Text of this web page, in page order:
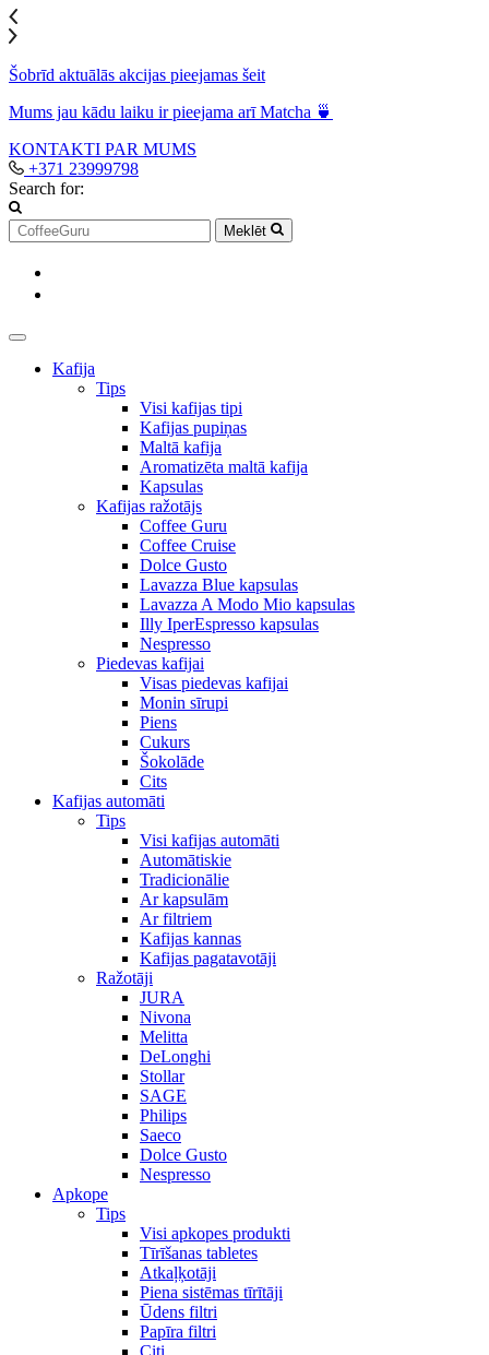
Šobrīd aktuālās akcijas pieejamas šeit
Mums jau kādu laiku ir pieejama arī Matcha 🍵
KONTAKTI PAR MUMS
+371 23999798
Search for:
Meklēt
Kafija
Tips
Visi kafijas tipi
Kafijas pupiņas
Maltā kafija
Aromatizēta maltā kafija
Kapsulas
Kafijas ražotājs
Coffee Guru
Coffee Cruise
Dolce Gusto
Lavazza Blue kapsulas
Lavazza A Modo Mio kapsulas
Illy IperEspresso kapsulas
Nespresso
Piedevas kafijai
Visas piedevas kafijai
Monin sīrupi
Piens
Cukurs
Šokolāde
Cits
Kafijas automāti
Tips
Visi kafijas automāti
Automātiskie
Tradicionālie
Ar kapsulām
Ar filtriem
Kafijas kannas
Kafijas pagatavotāji
Ražotāji
JURA
Nivona
Melitta
DeLonghi
Stollar
SAGE
Philips
Saeco
Dolce Gusto
Nespresso
Apkope
Tips
Visi apkopes produkti
Tīrīšanas tabletes
Atkaļķotāji
Piena sistēmas tīrītāji
Ūdens filtri
Papīra filtri
Citi